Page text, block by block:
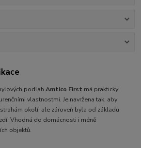
podlahAmtico First má prakticky
vlastnostmi. Je navržena tak, aby
okolí, ale zároveň byla od základu
Vhodná do domácnosti i méně
objektů.